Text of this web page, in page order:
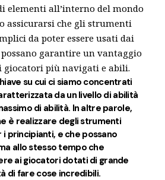
elementi all’interno del mondo
assicurarsi che gli strumenti
da poter essere usati dai
garantire un vantaggio
giocatori più navigati e abili.
su cui ci siamo concentrati
da un livello di abilità
di abilità. In altre parole,
è realizzare degli strumenti
principianti, e che possano
allo stesso tempo che
ai giocatori dotati di grande
di fare cose incredibili.